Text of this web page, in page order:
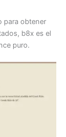
para obtener
b8x es el
puro.